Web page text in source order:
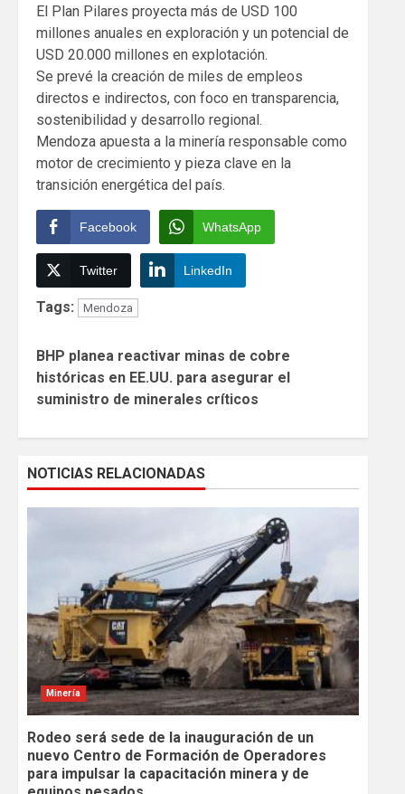
El Plan Pilares proyecta más de USD 100
millones anuales en exploración y un potencial de
USD 20.000 millones en explotación.
Se prevé la creación de miles de empleos
directos e indirectos, con foco en transparencia,
sostenibilidad y desarrollo regional.
Mendoza apuesta a la minería responsable como
motor de crecimiento y pieza clave en la
transición energética del país.
Facebook WhatsApp
Twitter LinkedIn
Tags: Mendoza
Reading
BHP planea reactivar minas de cobre
históricas en EE.UU. para asegurar el
suministro de minerales críticos
NOTICIAS RELACIONADAS
Minería
Rodeo será sede de la inauguración de un
nuevo Centro de Formación de Operadores
para impulsar la capacitación minera y de